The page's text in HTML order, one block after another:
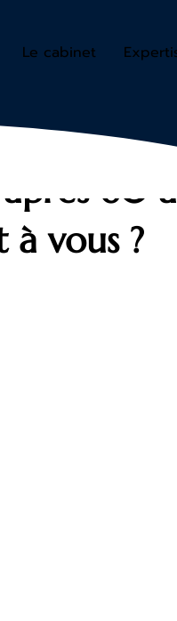
Le cabinet
60
à vous ?